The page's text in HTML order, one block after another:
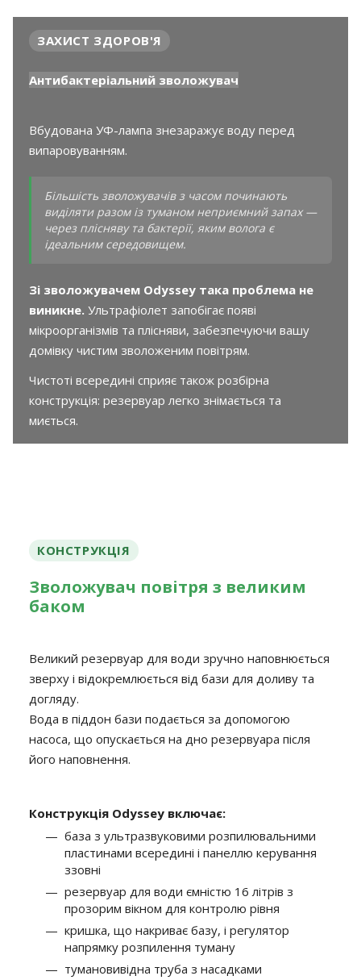
ЗАХИСТ ЗДОРОВ'Я
Антибактеріальний зволожувач
Вбудована УФ-лампа знезаражує воду перед
випаровуванням.
Більшість зволожувачів з часом починають
виділяти разом із туманом неприємний запах —
через плісняву та бактерії, яким волога є
ідеальним середовищем.
Зі зволожувачем Odyssey така проблема не
виникне. Ультрафіолет запобігає появі
мікроорганізмів та плісняви, забезпечуючи вашу
домівку чистим зволоженим повітрям.
Чистоті всередині сприяє також розбірна
конструкція: резервуар легко знімається та
миється.
КОНСТРУКЦІЯ
Зволожувач повітря з великим
баком
Великий резервуар для води зручно наповнюється
зверху і відокремлюється від бази для доливу та
догляду.
Вода в піддон бази подається за допомогою
насоса, що опускається на дно резервуара після
його наповнення.
Конструкція Odyssey включає:
база з ультразвуковими розпилювальними
пластинами всередині і панеллю керування
ззовні
резервуар для води ємністю 16 літрів з
прозорим вікном для контролю рівня
кришка, що накриває базу, і регулятор
напрямку розпилення туману
тумановивідна труба з насадками